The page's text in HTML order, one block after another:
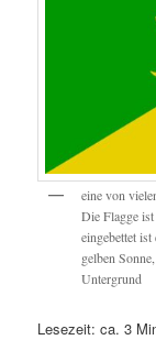
eine von
Die Flagge
eingebettet
gelben
Untergrund
Lesezeit: ca. 3